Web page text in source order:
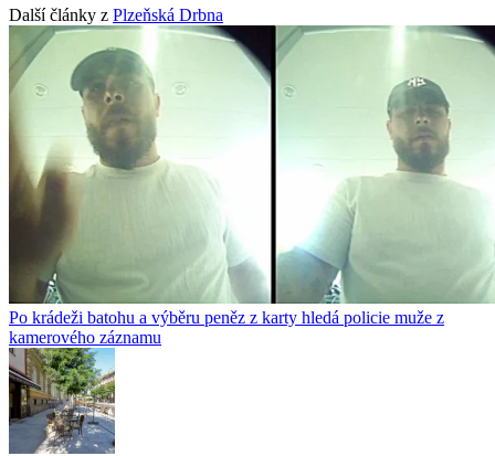
Další články z Plzeňská Drbna
Po krádeži batohu a výběru peněz z karty hledá policie muže z
kamerového záznamu